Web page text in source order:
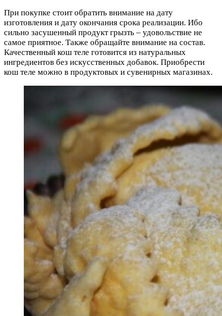
При покупке стоит обратить внимание на дату
изготовления и дату окончания срока реализации. Ибо
сильно засушенный продукт грызть – удовольствие не
самое приятное. Также обращайте внимание на состав.
Качественный кош теле готовится из натуральных
ингредиентов без искусственных добавок. Приобрести
кош теле можно в продуктовых и сувенирных магазинах.